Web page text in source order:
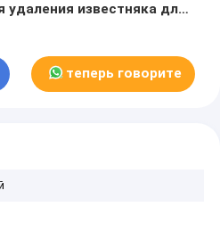
удаления известняка для
теперь говорите